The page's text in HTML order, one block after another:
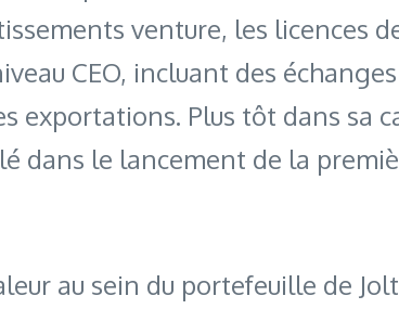
venture, les licences
CEO, incluant des
exportations. Plus tôt dans sa
dans le lancement de la
au sein du portefeuille de